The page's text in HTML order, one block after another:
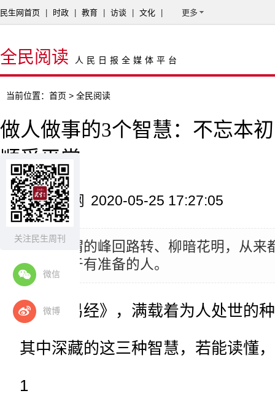
关注民生周刊
微信
微博
民生网首页 时政 教育 访谈 文化 更多
全民阅读 人民日报全媒体平台
当前位置： 首页 > 全民阅读
做人做事的3个智慧：不忘本
顺受平常
来源：民生网 2020-05-25 17:27:05
摘要：所谓的峰回路转、柳暗花明，从来
而只会属于有准备的人。
一部《易经》，满载着为人处世的
其中深藏的这三种智慧，若能读懂
1